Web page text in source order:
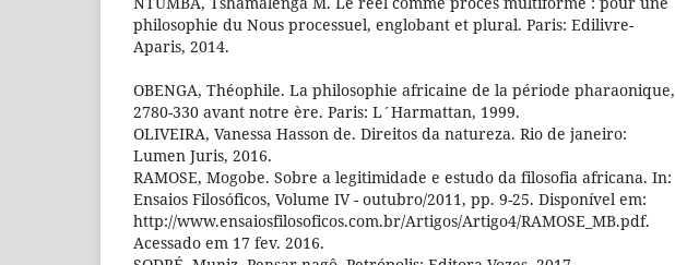
philosophie du Nous processuel, englobant et plural. Paris: Edilivre-
Aparis, 2014.
OBENGA, Théophile. La philosophie africaine de la période pharaonique,
2780-330 avant notre ère. Paris: L´Harmattan, 1999.
OLIVEIRA, Vanessa Hasson de. Direitos da natureza. Rio de janeiro:
Lumen Juris, 2016.
RAMOSE, Mogobe. Sobre a legitimidade e estudo da filosofia africana. In:
Ensaios Filosóficos, Volume IV - outubro/2011, pp. 9-25. Disponível em:
http://www.ensaiosfilosoficos.com.br/Artigos/Artigo4/RAMOSE_MB.pdf.
Acessado em 17 fev. 2016.